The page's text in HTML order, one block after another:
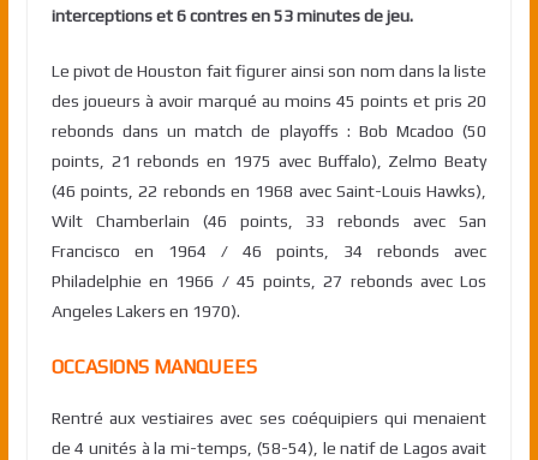
interceptions et 6 contres en 53 minutes de jeu.
Le pivot de Houston fait figurer ainsi son nom dans la liste
des joueurs à avoir marqué au moins 45 points et pris 20
rebonds dans un match de playoffs : Bob Mcadoo (50
points, 21 rebonds en 1975 avec Buffalo), Zelmo Beaty
(46 points, 22 rebonds en 1968 avec Saint-Louis Hawks),
Wilt Chamberlain (46 points, 33 rebonds avec San
Francisco en 1964 / 46 points, 34 rebonds avec
Philadelphie en 1966 / 45 points, 27 rebonds avec Los
Angeles Lakers en 1970).
OCCASIONS MANQUEES
Rentré aux vestiaires avec ses coéquipiers qui menaient
de 4 unités à la mi-temps, (58-54), le natif de Lagos avait